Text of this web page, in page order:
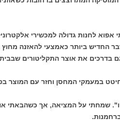
אפוא לחנות גדולה למכשירי
החדיש ביותר כאמצעי להאזנה מחוץ
בדרכים את אוצר התקליטורים
במעמקי המחסן וחזר עם המוצר
שמחתי על המציאה, אך כשהבאתי